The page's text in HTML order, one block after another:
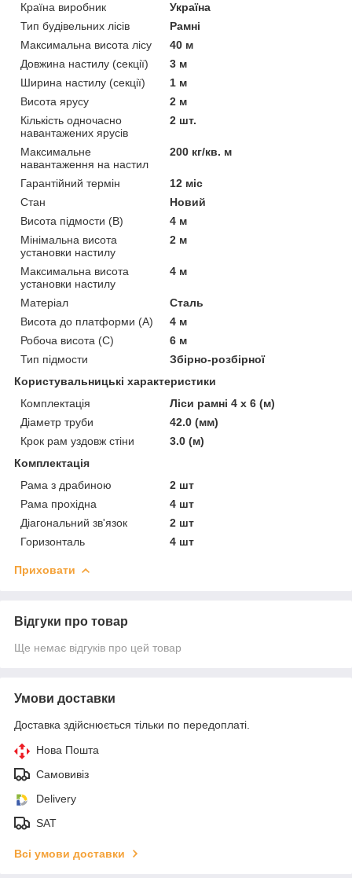
Країна виробник
Україна
Тип будівельних лісів
Рамні
Максимальна висота лісу
40 м
Довжина настилу (секції)
3 м
Ширина настилу (секції)
1 м
Висота ярусу
2 м
Кількість одночасно
навантажених ярусів
2 шт.
Максимальне
навантаження на настил
200 кг/кв. м
Гарантійний термін
12 міс
Стан
Новий
Висота підмости (В)
4 м
Мінімальна висота
установки настилу
2 м
Максимальна висота
установки настилу
4 м
Матеріал
Сталь
Висота до платформи (А)
4 м
Робоча висота (С)
6 м
Тип підмости
Збірно-розбірної
Користувальницькі характеристики
Комплектація
Ліси рамні 4 х 6 (м)
Діаметр труби
42.0 (мм)
Крок рам уздовж стіни
3.0 (м)
Комплектація
Рама з драбиною
2 шт
Рама прохідна
4 шт
Діагональний зв'язок
2 шт
Горизонталь
4 шт
Приховати
Відгуки про товар
Ще немає відгуків про цей товар
Умови доставки
Доставка здійснюється тільки по передоплаті.
Нова Пошта
Самовивіз
Delivery
SAT
Всі умови доставки